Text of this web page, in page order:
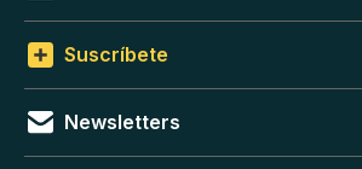
Suscríbete
Newsletters